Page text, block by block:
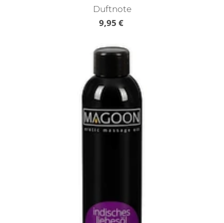
Duftnote
9,95 €